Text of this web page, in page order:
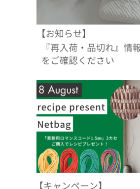
価格改定のご案内※2026年7月1日
2026.05.21
26SS新発売！編み物・Timbキット（